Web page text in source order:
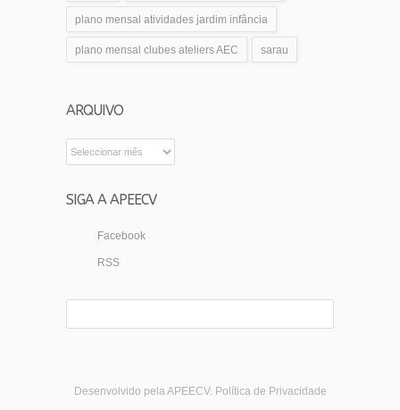
plano mensal atividades jardim infância
plano mensal clubes ateliers AEC sarau
ARQUIVO
SIGA A APEECV
Facebook
RSS
Desenvolvido pela APEECV. Política de Privacidade